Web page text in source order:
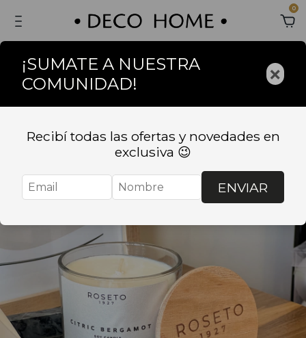
0
¡SUMATE A NUESTRA
COMUNIDAD!
×
Recibí todas las ofertas y novedades en
exclusiva 😉
ENVIAR